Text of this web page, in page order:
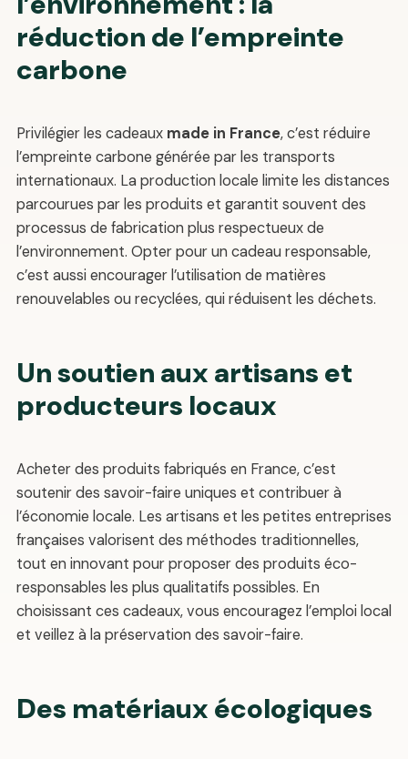
réduction de l’empreinte
carbone
Privilégier les cadeaux made in France, c’est réduire
l’empreinte carbone générée par les transports
internationaux. La production locale limite les distances
parcourues par les produits et garantit souvent des
processus de fabrication plus respectueux de
l’environnement. Opter pour un cadeau responsable,
c’est aussi encourager l’utilisation de matières
renouvelables ou recyclées, qui réduisent les déchets.
Un soutien aux artisans et
producteurs locaux
Acheter des produits fabriqués en France, c’est
soutenir des savoir-faire uniques et contribuer à
l’économie locale. Les artisans et les petites entreprises
françaises valorisent des méthodes traditionnelles,
tout en innovant pour proposer des produits éco-
responsables les plus qualitatifs possibles. En
choisissant ces cadeaux, vous encouragez l’emploi local
et veillez à la préservation des savoir-faire.
Des matériaux écologiques